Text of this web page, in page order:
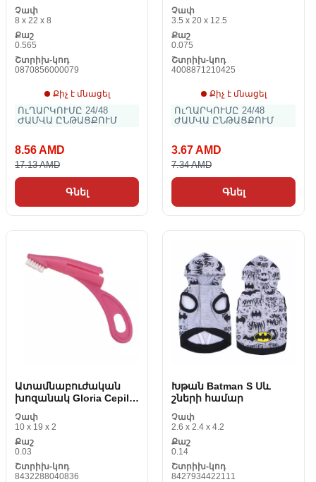
Չափ
8 x 22 x 8
Քաշ
0.565
Շտրիխ-կոդ
0870856000079
Քիչ է մնացել
ՈւՂԱՐԿՈՒՄԸ 24/48
ԺԱՄՎԱ ԸՆԹԱՑՔՈՒՄ
8.56 AMD
17.13 AMD
Գնել
Չափ
3.5 x 20 x 12.5
Քաշ
0.075
Շտրիխ-կոդ
4008871210425
Քիչ է մնացել
ՈւՂԱՐԿՈՒՄԸ 24/48
ԺԱՄՎԱ ԸՆԹԱՑՔՈՒՄ
3.67 AMD
7.34 AMD
Գնել
Ատամնաբուժական
խոզանակ Gloria Cepillo
համար
Չափ
10 x 19 x 2
Քաշ
0.03
Շտրիխ-կոդ
8432288040836
Խթան Batman S Սև
շների համար
Չափ
2.6 x 2.4 x 4.2
Քաշ
0.14
Շտրիխ-կոդ
8427934422111